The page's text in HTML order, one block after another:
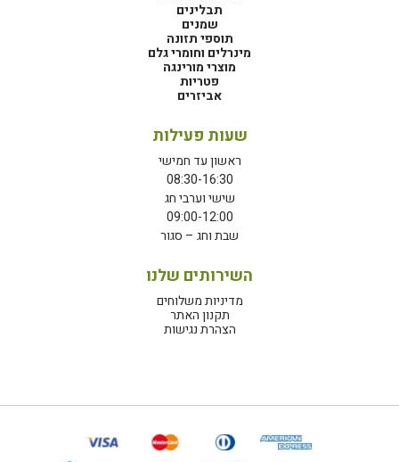
תבלינים
שמנים
תוספי תזונה
מינרלים וחומרי גלם
מוצרי מורינגה
פטריות
אביזרים
שעות פעילות
ראשון עד חמישי
08:30-16:30
שישי וערבי חג
09:00-12:00
שבת וחג – סגור
השירותים שלנו
מדיניות משלוחים
תקנון האתר
הצהרת נגישות